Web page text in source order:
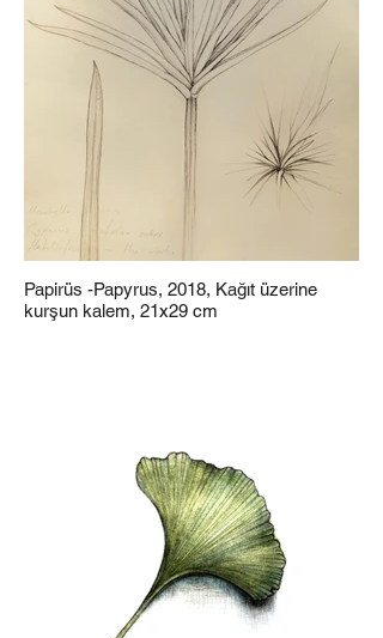
Papirüs -Papyrus, 2018, Kağıt üzerine
kurşun kalem, 21x29 cm